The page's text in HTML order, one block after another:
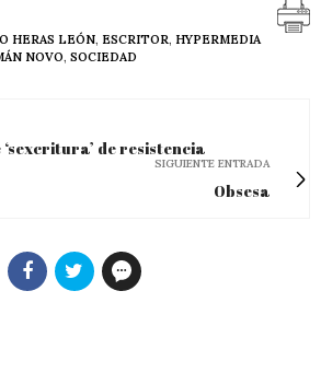
HERAS LEÓN, ESCRITOR, HYPERMEDIA
NOVO, SOCIEDAD
de resistencia
SIGUIENTE ENTRADA
Obsesa